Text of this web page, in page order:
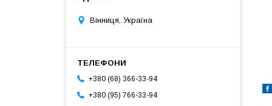
Вінниця, Україна
+380 (68) 366-33-94
+380 (95) 766-33-94